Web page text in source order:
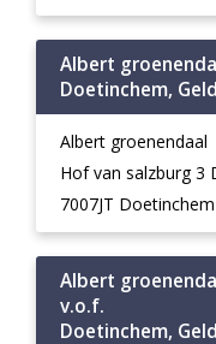
Albert
Doetinchem,
Albert groenendaal
Hof van salzburg 3
7007JT Doetinchem
Albert
v.o.f.
Doetinchem,